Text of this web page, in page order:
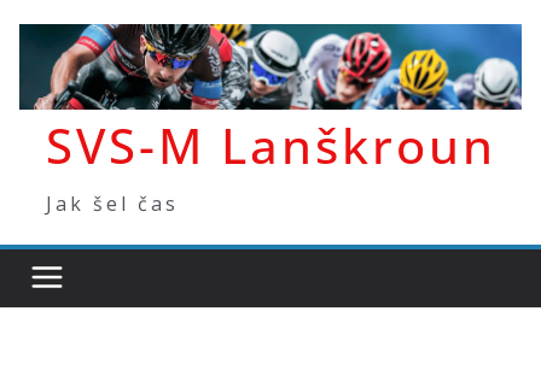
Přeskočit
obsah
SVS-M Lanškroun
Jak šel čas